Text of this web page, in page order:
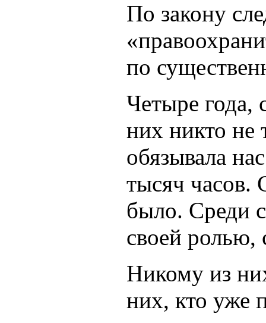
По закону
по
Четыре года,
них никто не
обязывала
тысяч часов.
было. Среди
своей ролью,
Никому из
них, кто уже